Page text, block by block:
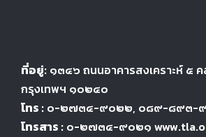
ที่อยู่: ๑๓๔๖ ถนนอาคารสงเคราะห์ ๕
กรุงเทพฯ ๑๐๒๔๐
โทร : ๐-๒๗๓๔-๙๐๒๒, ๐๘๙-๘๙๓-
โทรสาร : ๐-๒๗๓๔-๙๐๒๑